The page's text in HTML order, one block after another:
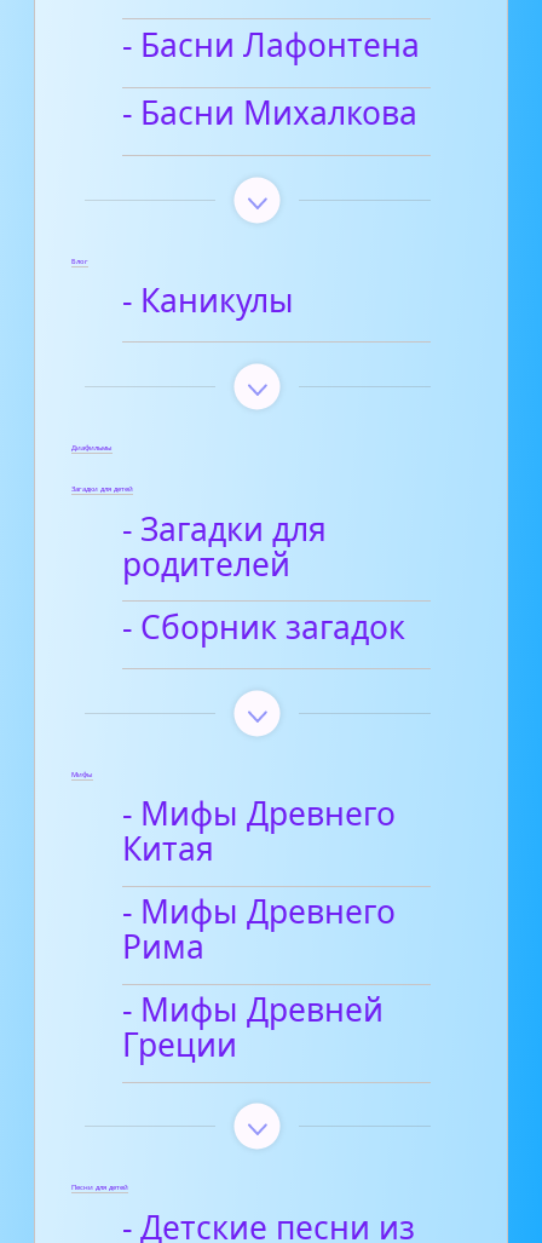
- Басни Лафонтена
- Басни Михалкова
Блог
- Каникулы
Диафильмы
Загадки для детей
- Загадки для
родителей
- Сборник загадок
Мифы
- Мифы Древнего
Китая
- Мифы Древнего
Рима
- Мифы Древней
Греции
Песни для детей
- Детские песни из